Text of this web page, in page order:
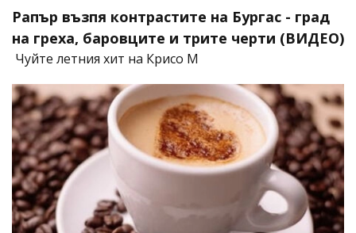
Рапър възпя контрастите на Бургас - град
на греха, баровците и трите черти (ВИДЕО)
Чуйте летния хит на Крисо М